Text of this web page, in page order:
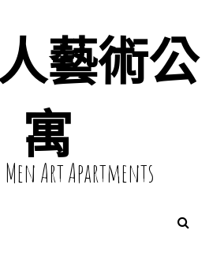
藝術公
寓
Men Art Apartments